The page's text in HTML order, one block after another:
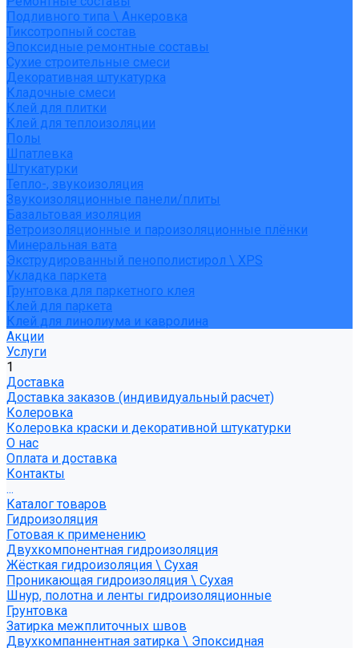
Подливного типа \ Анкеровка
Тиксотропный состав
Эпоксидные ремонтные составы
Сухие строительные смеси
Декоративная штукатурка
Кладочные смеси
Клей для плитки
Клей для теплоизоляции
Полы
Шпатлевка
Штукатурки
Тепло-, звукоизоляция
Звукоизоляционные панели/плиты
Базальтовая изоляция
Ветроизоляционные и пароизоляционные плёнки
Минеральная вата
Экструдированный пенополистирол \ XPS
Укладка паркета
Грунтовка для паркетного клея
Клей для паркета
Клей для линолиума и кавролина
Акции
Услуги
1
Доставка
Доставка заказов (индивидуальный расчет)
Колеровка
Колеровка краски и декоративной штукатурки
О нас
Оплата и доставка
Контакты
...
Каталог товаров
Гидроизоляция
Готовая к применению
Двухкомпонентная гидроизоляция
Жёсткая гидроизоляция \ Сухая
Проникающая гидроизоляция \ Сухая
Шнур, полотна и ленты гидроизоляционные
Грунтовка
Затирка межплиточных швов
Двухкомпаннентная затирка \ Эпоксидная